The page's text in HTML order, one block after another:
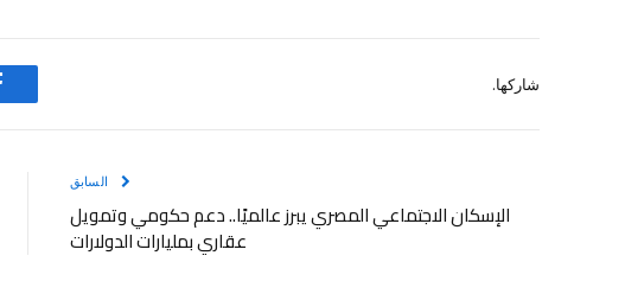
شاركها.
السابق
الإسكان الاجتماعي المصري يبرز عالميًا.. دعم حكومي وتمويل
عقاري بمليارات الدولارات